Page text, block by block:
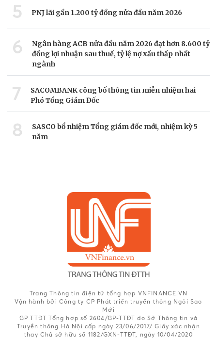
5 PNJ lãi gần 1.200 tỷ đồng nửa đầu năm 2026
6
Ngân hàng ACB nửa đầu năm 2026 đạt hơn 8.600 tỷ
đồng lợi nhuận sau thuế, tỷ lệ nợ xấu thấp nhất
ngành
7
SACOMBANK công bố thông tin miễn nhiệm hai
Phó Tổng Giám Đốc
8
SASCO bổ nhiệm Tổng giám đốc mới, nhiệm kỳ 5
năm
Trang Thông tin điện tử tổng hợp VNFINANCE.VN
Vận hành bởi Công ty CP Phát triển truyền thông Ngôi Sao
Mới
GP TTĐT Tổng hợp số 2604/GP-TTĐT do Sở Thông tin và
Truyền thông Hà Nội cấp ngày 23/06/2017/ Giấy xác nhận
thay Chủ sở hữu số 1182/GXN-TTĐT, ngày 10/04/2020